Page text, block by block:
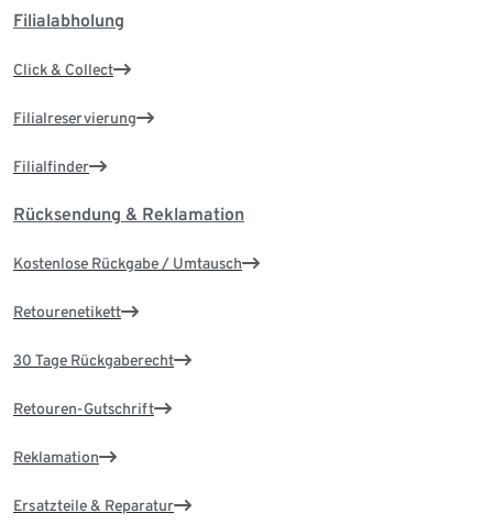
Filialabholung
Click & Collect
Filialreservierung
Filialfinder
Rücksendung & Reklamation
Kostenlose Rückgabe / Umtausch
Retourenetikett
30 Tage Rückgaberecht
Retouren-Gutschrift
Reklamation
Ersatzteile & Reparatur